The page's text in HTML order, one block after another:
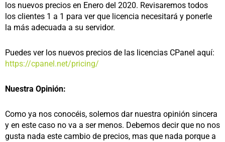
los nuevos precios en Enero del 2020. Revisaremos todos
los clientes 1 a 1 para ver que licencia necesitará y ponerle
la más adecuada a su servidor.
Puedes ver los nuevos precios de las licencias CPanel aquí:
https://cpanel.net/pricing/
Nuestra Opinión:
Como ya nos conocéis, solemos dar nuestra opinión sincera
y en este caso no va a ser menos. Debemos decir que no nos
gusta nada este cambio de precios, mas que nada porque a